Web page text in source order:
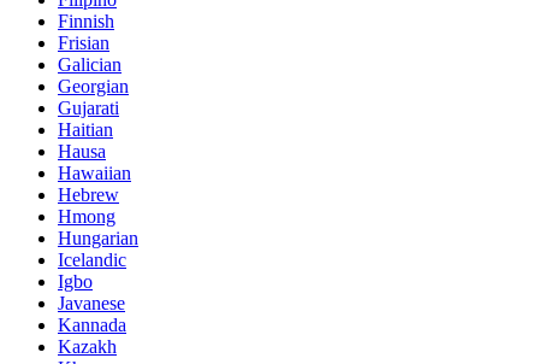
Finnish
Frisian
Galician
Georgian
Gujarati
Haitian
Hausa
Hawaiian
Hebrew
Hmong
Hungarian
Icelandic
Igbo
Javanese
Kannada
Kazakh